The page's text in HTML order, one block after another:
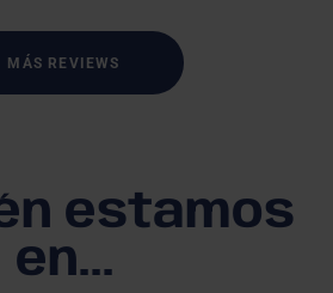
MÁS REVIEWS
estamos
en...